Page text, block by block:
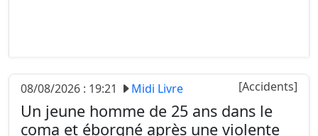
désormais en lice pour Miss France. Le concours
aura lieu courant décembre....
08/08/2026 : 19:21 Midi Livre [Accidents]
Un jeune homme de 25 ans dans le
coma et éborgné après une violente